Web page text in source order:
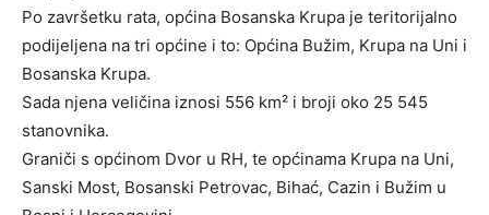
Po završetku rata, općina Bosanska Krupa je teritorijalno
podijeljena na tri općine i to: Općina Bužim, Krupa na Uni i
Bosanska Krupa.
Sada njena veličina iznosi 556 km² i broji oko 25 545
stanovnika.
Graniči s općinom Dvor u RH, te općinama Krupa na Uni,
Sanski Most, Bosanski Petrovac, Bihać, Cazin i Bužim u